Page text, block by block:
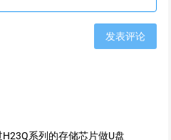
发表评论
系列的存储芯片做U盘